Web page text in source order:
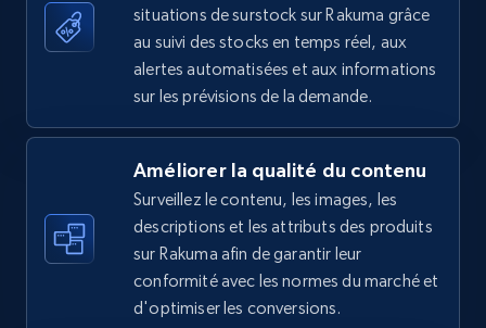
URL, Title, Available, Description, Currency, Initial
price, Final price, Discount percent, and more.
668+ Commencer
Amazon sellers info
Seller id, URL, Seller name, Description, Detailed
info, Stars, Feedbacks, Return policy, and more.
378+ Commencer
situations de surstock sur Rakuma grâce
au suivi des stocks en temps réel, aux
alertes automatisées et aux informations
sur les prévisions de la demande.
Améliorer la qualité du contenu
Surveillez le contenu, les images, les
descriptions et les attributs des produits
sur Rakuma afin de garantir leur
conformité avec les normes du marché et
d'optimiser les conversions.